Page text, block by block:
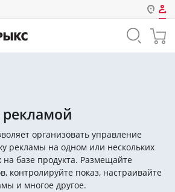
Авторизация
Пароль
Запомнить меня на этом
компьютере
организовать управление
рекламы на одном или нескольких
на базе продукта. Размещайте
контролируйте показ, настраивайте
и многое другое.